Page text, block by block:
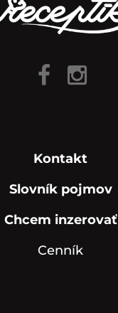
Kontakt
Slovník pojmov
Chcem inzerovať
Cenník